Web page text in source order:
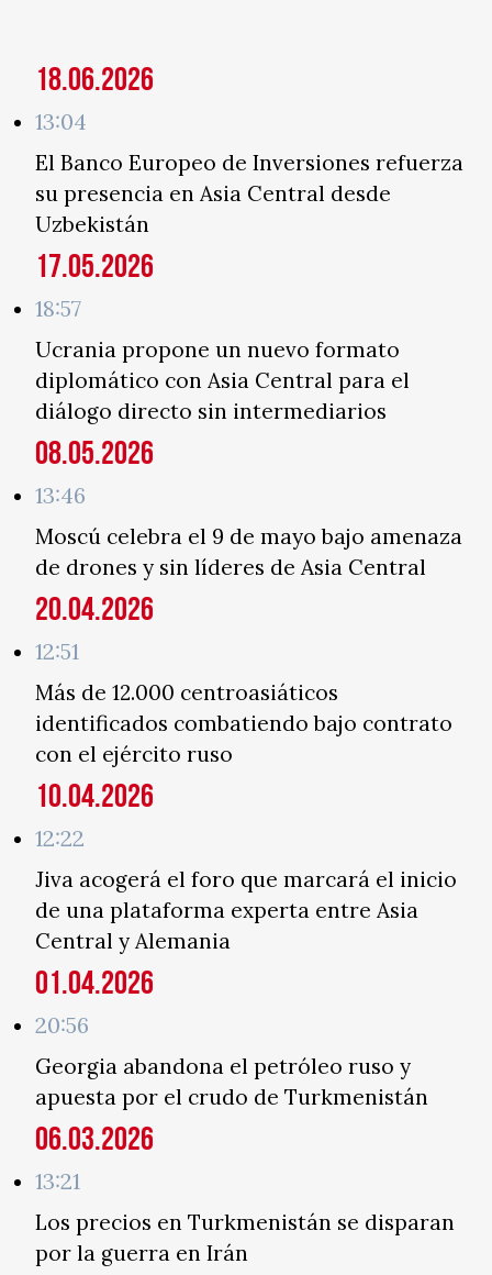
18.06.2026
13:04
El Banco Europeo de Inversiones refuerza
su presencia en Asia Central desde
Uzbekistán
17.05.2026
18:57
Ucrania propone un nuevo formato
diplomático con Asia Central para el
diálogo directo sin intermediarios
08.05.2026
13:46
Moscú celebra el 9 de mayo bajo amenaza
de drones y sin líderes de Asia Central
20.04.2026
12:51
Más de 12.000 centroasiáticos
identificados combatiendo bajo contrato
con el ejército ruso
10.04.2026
12:22
Jiva acogerá el foro que marcará el inicio
de una plataforma experta entre Asia
Central y Alemania
01.04.2026
20:56
Georgia abandona el petróleo ruso y
apuesta por el crudo de Turkmenistán
06.03.2026
13:21
Los precios en Turkmenistán se disparan
por la guerra en Irán